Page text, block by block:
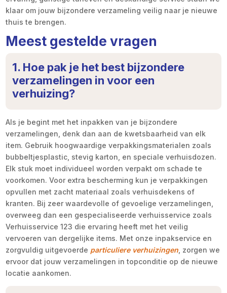
klaar om jouw bijzondere verzameling veilig naar je nieuwe
thuis te brengen.
Meest gestelde vragen
1. Hoe pak je het best bijzondere
verzamelingen in voor een
verhuizing?
Als je begint met het inpakken van je bijzondere
verzamelingen, denk dan aan de kwetsbaarheid van elk
item. Gebruik hoogwaardige verpakkingsmaterialen zoals
bubbeltjesplastic, stevig karton, en speciale verhuisdozen.
Elk stuk moet individueel worden verpakt om schade te
voorkomen. Voor extra bescherming kun je verpakkingen
opvullen met zacht materiaal zoals verhuisdekens of
kranten. Bij zeer waardevolle of gevoelige verzamelingen,
overweeg dan een gespecialiseerde verhuisservice zoals
Verhuisservice 123 die ervaring heeft met het veilig
vervoeren van dergelijke items. Met onze inpakservice en
zorgvuldig uitgevoerde particuliere verhuizingen , zorgen we
ervoor dat jouw verzamelingen in topconditie op de nieuwe
locatie aankomen.